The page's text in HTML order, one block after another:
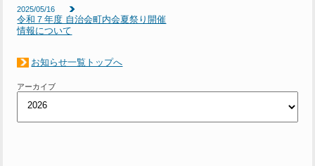
2025/05/16
令和７年度 自治会町内会夏祭り開催
情報について
お知らせ一覧トップへ
アーカイブ